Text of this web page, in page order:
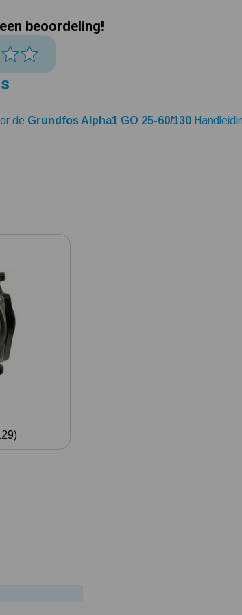
beoordeling!
de Grundfos Alpha1 GO 25-60/130